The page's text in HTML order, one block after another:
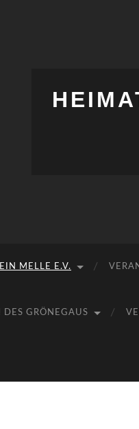
MELLE E.V.
DES GRÖNEGAUS